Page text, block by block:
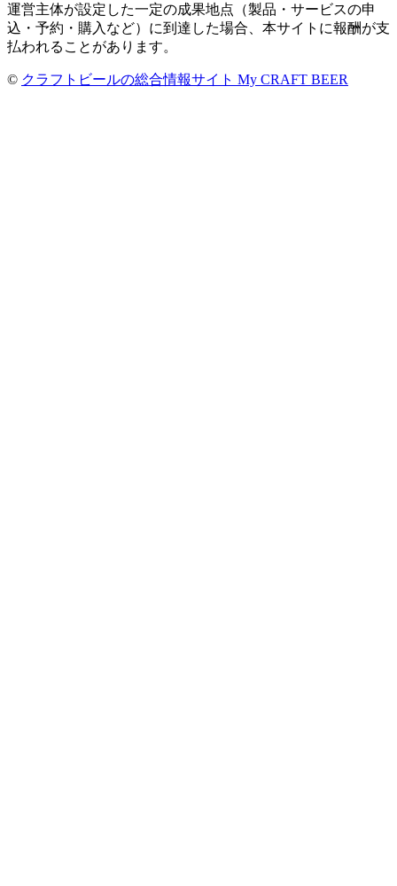
運営主体が設定した一定の成果地点（製品・サービスの申
込・予約・購入など）に到達した場合、本サイトに報酬が支
払われることがあります。
© クラフトビールの総合情報サイト My CRAFT BEER